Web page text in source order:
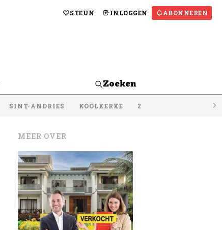
STEUN INLOGGEN ABONNEREN
Zoeken
SINT-ANDRIES KOOLKERKE ZEEBRUGGE
MEER OVER